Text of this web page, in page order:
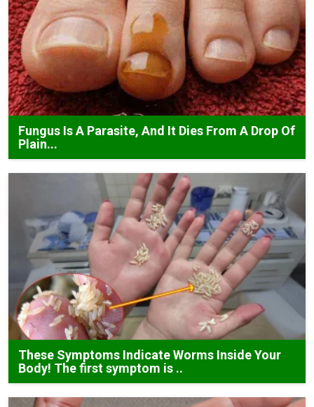
Fungus Is A Parasite, And It Dies From A Drop Of
Plain...
These Symptoms Indicate Worms Inside Your
Body! The first symptom is ..